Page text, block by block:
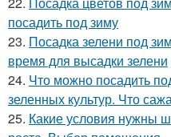
посадить под зиму
23. Посадка зелени под
время для высадки зелени
24. Что можно посадить
зеленных культур. Что
25. Какие условия нужны